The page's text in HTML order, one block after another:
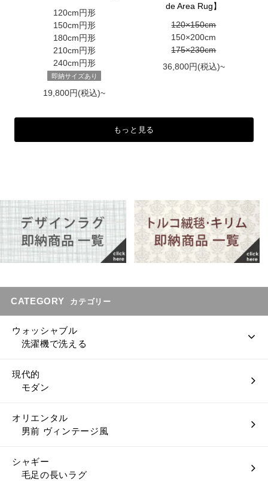
120cm円形
150cm円形
180cm円形
210cm円形
240cm円形
即納サイズあり
19,800円(税込)~
de Area Rug】
120×150cm
150×200cm
175×230cm
36,800円(税込)~
もっと見る
CATEGORY カテゴリー
ウォッシャブル
洗濯機で洗える
現代的
モダン
オリエンタル
男前 ヴィンテージ風
シャギー
毛足の長いラグ